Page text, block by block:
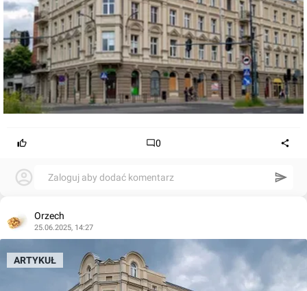
0
Zaloguj aby dodać komentarz
Orzech
25.06.2025, 14:27
ARTYKUŁ